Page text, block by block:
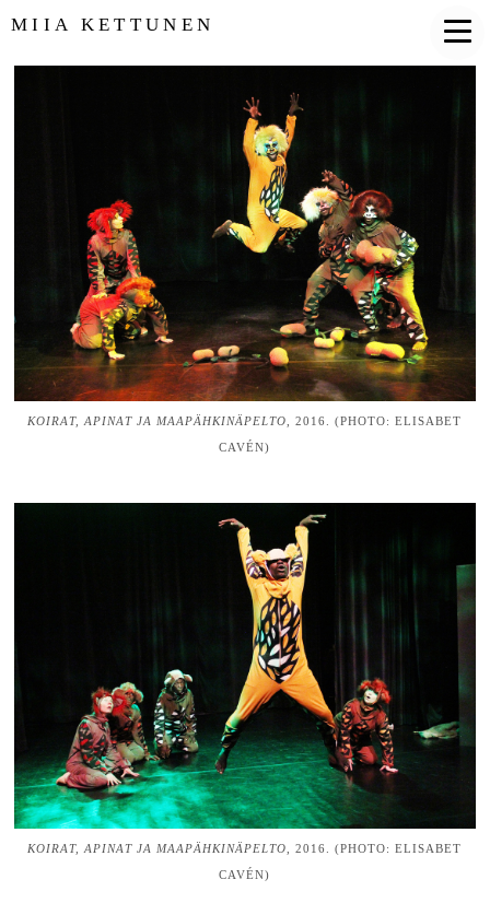
MIIA KETTUNEN
KOIRAT, APINAT JA MAAPÄHKINÄPELTO, 2016. (PHOTO: ELISABET
CAVÉN)
KOIRAT, APINAT JA MAAPÄHKINÄPELTO
, 2016. (PHOTO: ELISABET
CAVÉN)